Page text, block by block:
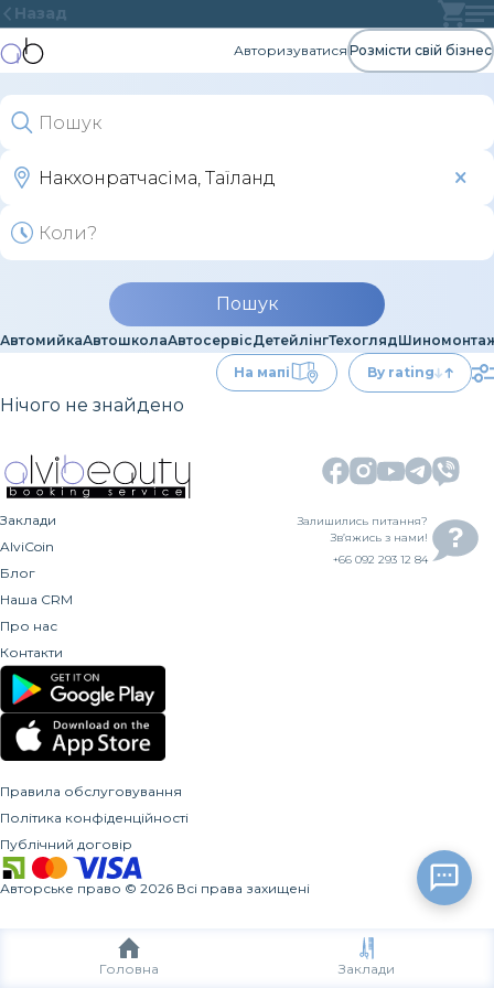
Головна Заклади
Назад
Авторизуватися Розмісти свій бізнес
Пошук
АвтомийкаАвтошколаАвтосервісДетейлінгТехогляд
На мапі
By rating
Нічого не знайдено
Заклади
AlviCoin
Блог
Наша CRM
Про нас
Контакти
Залишились питання?
Зв’яжись з нами!
+66 092 293 12 84
Правила обслуговування
Політика конфіденційності
Публічний договір
Авторське право © 2026 Всі права захищені